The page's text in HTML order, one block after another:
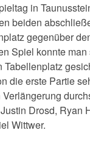
in
beiden
gegenüber
Spiel konnte
die erste Partie
Drosd, Ryan
Wittwer.